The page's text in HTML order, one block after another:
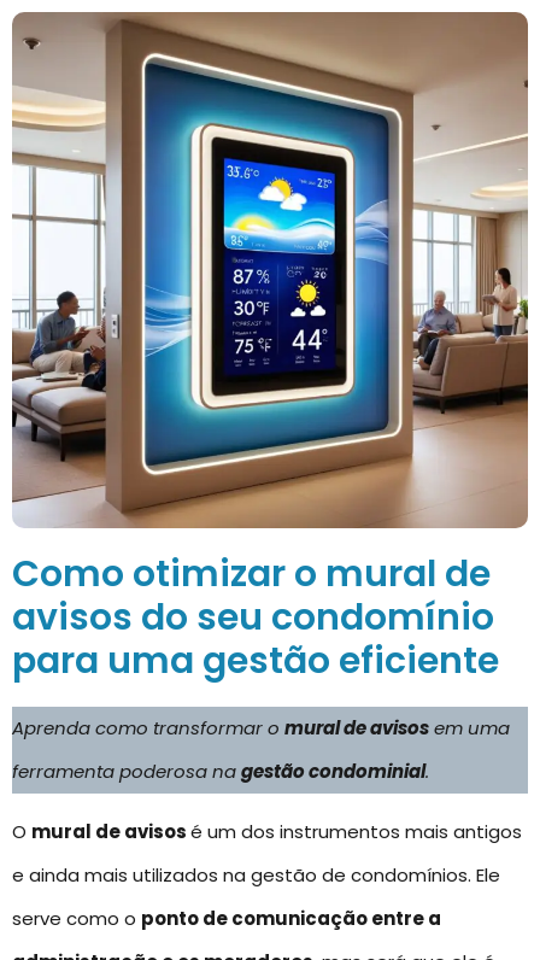
Como otimizar o mural de
avisos do seu condomínio
para uma gestão eficiente
Aprenda como transformar o mural de avisosem uma
ferramenta poderosa nagestão condominial.
O mural de avisosé um dos instrumentos mais antigos
e ainda mais utilizados na gestão de condomínios. Ele
serve como o ponto de comunicação entre a